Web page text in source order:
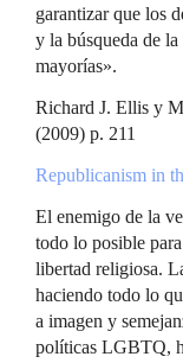
garantizar que los
y la búsqueda de
mayorías».
Richard J. Ellis y
(2009) p. 211
Republicanism in
El enemigo de la
todo lo posible
libertad religiosa.
haciendo todo lo
a imagen y
políticas LGBTQ,